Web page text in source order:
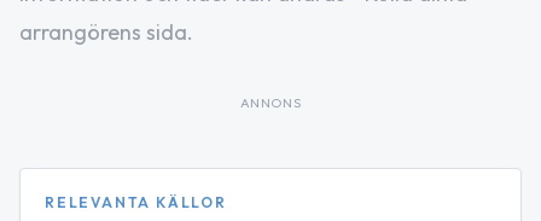
arrangörens sida.
ANNONS
RELEVANTA KÄLLOR